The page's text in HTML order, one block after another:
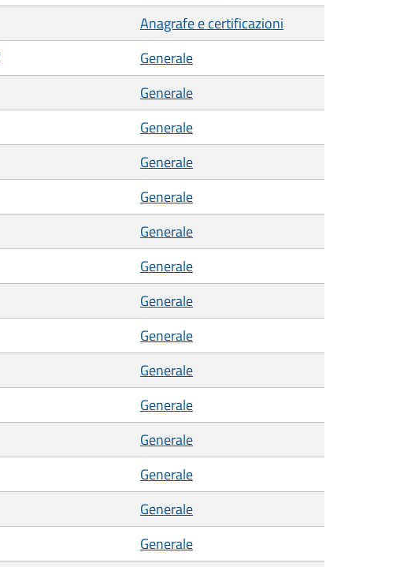
Anagrafe e certificazioni
Generale
Generale
Generale
Generale
Generale
Generale
Generale
Generale
Generale
Generale
Generale
Generale
Generale
Generale
Generale